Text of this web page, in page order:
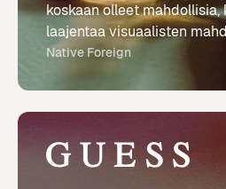
koskaan olleet mahdollisia,
laajentaa visuaalisten
Native Foreign